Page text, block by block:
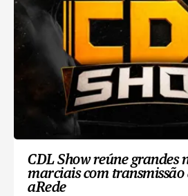
CDL Show reúne grandes
marciais com
aRede